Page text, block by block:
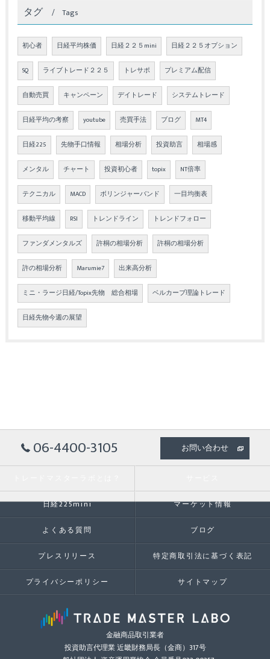
タグ Tags
初心者 日経平均株価 日経２２５mini 日経２２５オプション
SQ ライブトレード２２５ トレサポ プレミアム配信
自動売買 キャンペーン デイトレード システムトレード
日経平均の考察 youtube 売買手法 ブログ MT4
日経225 先物手口情報 相場分析 投資助言 相場感
メンタル チャート 投資初心者 topix NT倍率
テクニカル MACD ボリンジャーバンド 一目均衡表
移動平均線 RSI トレンドライン トレンドフォロー
ファンダメンタルズ 許桐の相場分析 許桐の相場分析
許の相場分析 Marumie7 出来高分析
ミニ・ラージ日経/Topix先物 総合相場 ベルカーブ理論トレード
日経先物今週の展望
06-4400-3105 お問い合わせ
日経225mini マーケット情報
よくある質問 ブログ
プレスリリース 特定商取引法に基づく表記
プライバシーポリシー サイトマップ
金融商品取引業者
投資助言代理業 近畿財務局長（金商）317号